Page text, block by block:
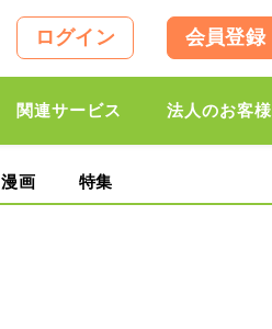
ログイン 会員登録
関連サービス 法人のお客様
漫画 特集